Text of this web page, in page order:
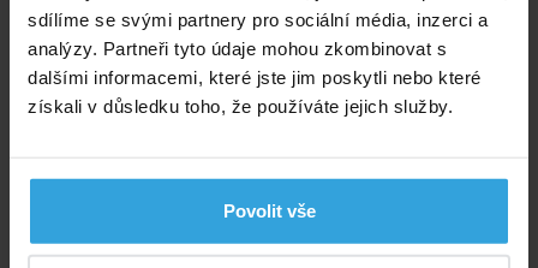
sdílíme se svými partnery pro sociální média, inzerci a
analýzy. Partneři tyto údaje mohou zkombinovat s
dalšími informacemi, které jste jim poskytli nebo které
získali v důsledku toho, že používáte jejich služby.
Povolit vše
Parametry
Materiál: AISI 316